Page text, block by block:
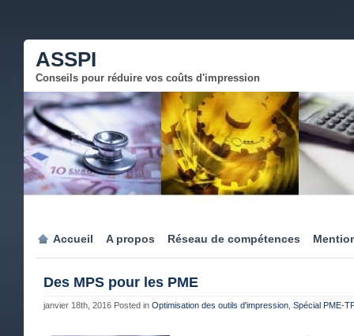
ASSPI
Conseils pour réduire vos coûts d'impression
Accueil A propos Réseau de compétences
Des MPS pour les PME
janvier 18th, 2016 Posted in Optimisation des outils d'impression Spécial PME-